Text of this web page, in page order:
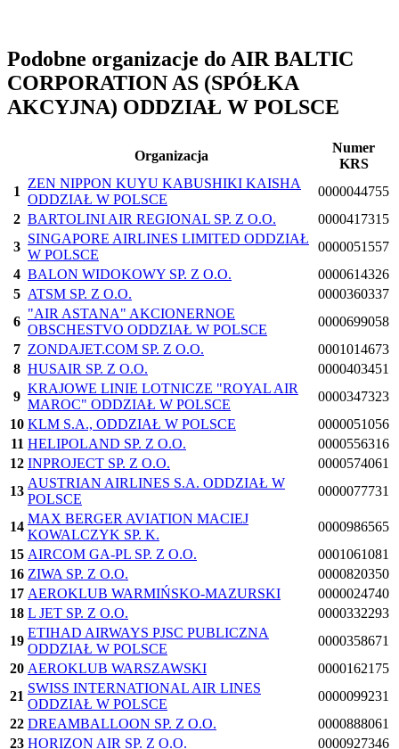
Podobne organizacje do AIR BALTIC
CORPORATION AS (SPÓŁKA
AKCYJNA) ODDZIAŁ W POLSCE
Organizacja
Numer
KRS
1
ZEN NIPPON KUYU KABUSHIKI KAISHA
ODDZIAŁ W POLSCE
0000044755
2 BARTOLINI AIR REGIONAL SP. Z O.O.
0000417315
3
SINGAPORE AIRLINES LIMITED ODDZIAŁ
W POLSCE
0000051557
4 BALON WIDOKOWY SP. Z O.O.
0000614326
5 ATSM SP. Z O.O.
0000360337
6
"AIR ASTANA" AKCIONERNOE
OBSCHESTVO ODDZIAŁ W POLSCE
0000699058
7 ZONDAJET.COM SP. Z O.O.
0001014673
8 HUSAIR SP. Z O.O.
0000403451
9
KRAJOWE LINIE LOTNICZE "ROYAL AIR
MAROC" ODDZIAŁ W POLSCE
0000347323
10 KLM S.A., ODDZIAŁ W POLSCE
0000051056
11 HELIPOLAND SP. Z O.O.
0000556316
12 INPROJECT SP. Z O.O.
0000574061
13
AUSTRIAN AIRLINES S.A. ODDZIAŁ W
POLSCE
0000077731
14
MAX BERGER AVIATION MACIEJ
KOWALCZYK SP. K.
0000986565
15 AIRCOM GA-PL SP. Z O.O.
0001061081
16 ZIWA SP. Z O.O.
0000820350
17 AEROKLUB WARMIŃSKO-MAZURSKI
0000024740
18 L JET SP. Z O.O.
0000332293
19
ETIHAD AIRWAYS PJSC PUBLICZNA
ODDZIAŁ W POLSCE
0000358671
20 AEROKLUB WARSZAWSKI
0000162175
21
SWISS INTERNATIONAL AIR LINES
ODDZIAŁ W POLSCE
0000099231
22 DREAMBALLOON SP. Z O.O.
0000888061
23 HORIZON AIR SP. Z O.O. 0000927346